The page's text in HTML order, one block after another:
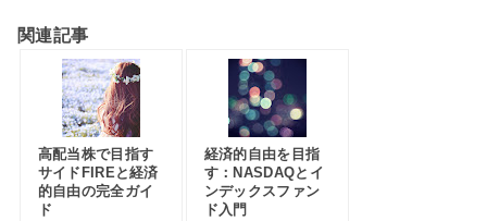
関連記事
高配当株で目指す
サイドFIREと経済
的自由の完全ガイ
ド
経済的自由を目指
す：NASDAQとイ
ンデックスファン
ド入門